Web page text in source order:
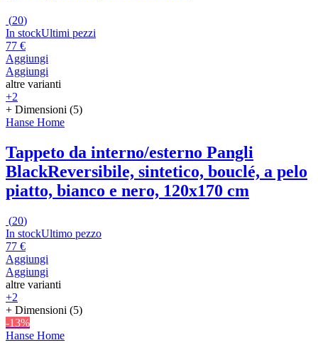
(20)
In stockUltimi pezzi
77 €
Aggiungi
Aggiungi
altre varianti
+2
+ Dimensioni (5)
Hanse Home
Tappeto da interno/esterno Pangli
BlackReversibile, sintetico, bouclé, a pelo
piatto, bianco e nero, 120x170 cm
(20)
In stockUltimo pezzo
77 €
Aggiungi
Aggiungi
altre varianti
+2
+ Dimensioni (5)
-13%
Hanse Home